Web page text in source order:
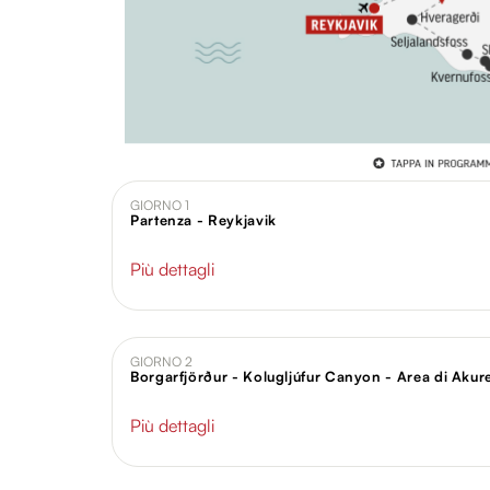
GIORNO 1
Partenza - Reykjavik
Più dettagli
GIORNO 2
Borgarfjörður - Kolugljúfur Canyon - Area di
Più dettagli